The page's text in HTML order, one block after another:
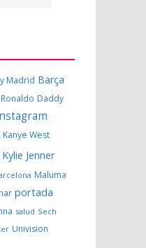
Madrid Barça
Daddy
Kanye West
Kylie Jenner
Maluma
portada
salud Sech
Univision